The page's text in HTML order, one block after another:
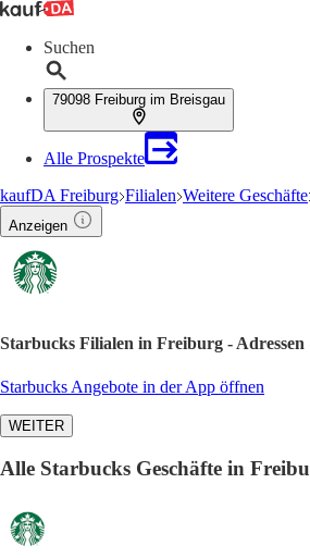
Suchen
79098 Freiburg im Breisgau
Alle Prospekte
kaufDA Freiburg Filialen Weitere Geschäfte
Anzeigen
Starbucks Filialen in Freiburg - Adressen
Starbucks Angebote in der App öffnen
WEITER
Alle Starbucks Geschäfte in